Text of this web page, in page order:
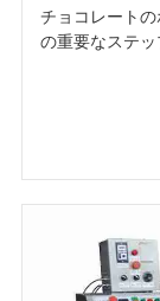
チョコレート
の重要なステッ